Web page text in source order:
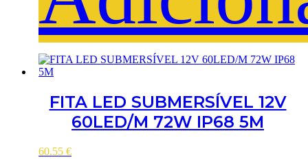
FITA LED SUBMERSÍVEL 12V
60LED/M 72W IP68 5M
60.55 €